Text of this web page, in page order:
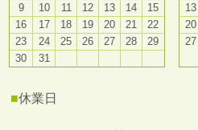
9
10 11 12 13 14
15
16
17 18 19 20 21
22
23
24 25 26 27 28
29
30
31
13
20
27
■休業日